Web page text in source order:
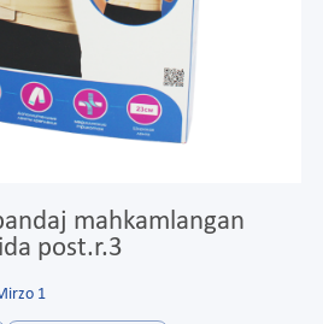
mahkamlangan
post.r.3
1